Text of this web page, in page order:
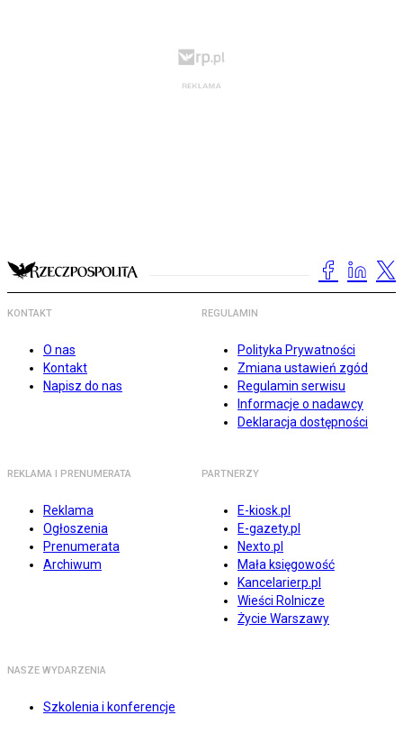
KONTAKT
O nas
Kontakt
Napisz do nas
REGULAMIN
Polityka Prywatności
Zmiana ustawień zgód
Regulamin serwisu
Informacje o nadawcy
Deklaracja dostępności
REKLAMA I PRENUMERATA
Reklama
Ogłoszenia
Prenumerata
Archiwum
PARTNERZY
E-kiosk.pl
E-gazety.pl
Nexto.pl
Mała księgowość
Kancelarierp.pl
Wieści Rolnicze
Życie Warszawy
NASZE WYDARZENIA
Szkolenia i konferencje